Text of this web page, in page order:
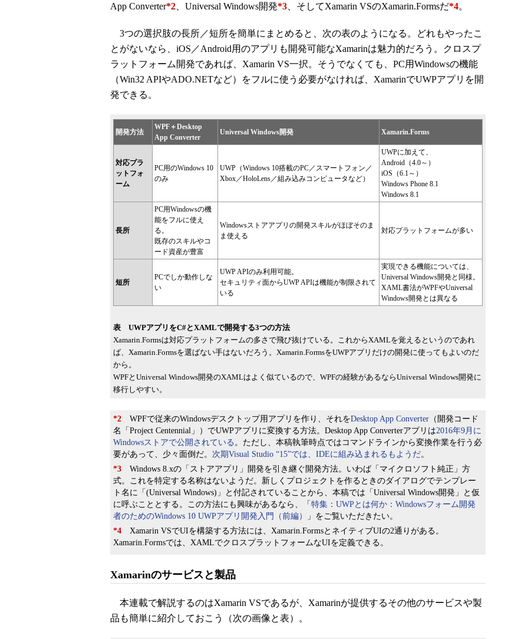
App Converter*2 、Universal Windows開発*3 、そしてXamarin VSのXamarin.Formsだ*4。
3つの選択肢の長所／短所を簡単にまとめると、次の表のようになる。どれもやったこ
とがないなら、iOS／Android用のアプリも開発可能なXamarinは魅力的だろう。クロスプ
ラットフォーム開発であれば、Xamarin VS一択。そうでなくても、PC用Windowsの機能
（Win32 APIやADO.NETなど）をフルに使う必要がなければ、XamarinでUWPアプリを開
発できる。
開発方法
WPF＋Desktop
App Converter
Universal Windows開発 Xamarin.Forms
対応プラ
ットフォ
ーム
PC用のWindows 10
のみ
UWP（Windows 10搭載のPC／スマートフォン／
Xbox／HoloLens／組み込みコンピュータなど）
UWPに加えて、
Android（4.0～）
iOS（6.1～）
Windows Phone 8.1
Windows 8.1
長所
PC用Windowsの機
能をフルに使え
る。
既存のスキルやコ
ード資産が豊富
Windowsストアアプリの開発スキルがほぼそのま
ま使える
対応プラットフォームが多い
短所
PCでしか動作しな
い
UWP APIのみ利用可能。
セキュリティ面からUWP APIは機能が制限されて
いる
実現できる機能については、
Universal Windows開発と同様。
XAML書法がWPFやUniversal
Windows開発とは異なる
表 UWPアプリをC#とXAMLで開発する3つの方法
Xamarin.Formsは対応プラットフォームの多さで飛び抜けている。これからXAMLを覚えるというのであれ
ば、Xamarin.Formsを選ばない手はないだろう。Xamarin.FormsをUWPアプリだけの開発に使ってもよいのだ
から。
WPFとUniversal Windows開発のXAMLはよく似ているので、WPFの経験があるならUniversal Windows開発に
移行しやすい。
*2 WPFで従来のWindowsデスクトップ用アプリを作り、それをDesktop App Converter （開発コード
名「Project Centennial」）でUWPアプリに変換する方法。Desktop App Converterアプリは2016年9月に
Windowsストアで公開されている 。ただし、本稿執筆時点ではコマンドラインから変換作業を行う必
要があって、少々面倒だ。 次期Visual Studio “15”では、IDEに組み込まれるもようだ。
*3 Windows 8.xの「ストアアプリ」開発を引き継ぐ開発方法。いわば「マイクロソフト純正」方
式。これを特定する名称はないようだ。新しくプロジェクトを作るときのダイアログでテンプレー
ト名に「(Universal Windows)」と付記されていることから、本稿では「Universal Windows開発」と仮
に呼ぶこととする。この方法にも興味があるなら、「 特集：UWPとは何か：Windowsフォーム開発
者のためのWindows 10 UWPアプリ開発入門（前編）
」をご覧いただきたい。
*4 Xamarin VSでUIを構築する方法には、Xamarin.FormsとネイティブUIの2通りがある。
Xamarin.Formsでは、XAMLでクロスプラットフォームなUIを定義できる。
Xamarinのサービスと製品
本連載で解説するのはXamarin VSであるが、Xamarinが提供するその他のサービスや製
品も簡単に紹介しておこう（次の画像と表）。